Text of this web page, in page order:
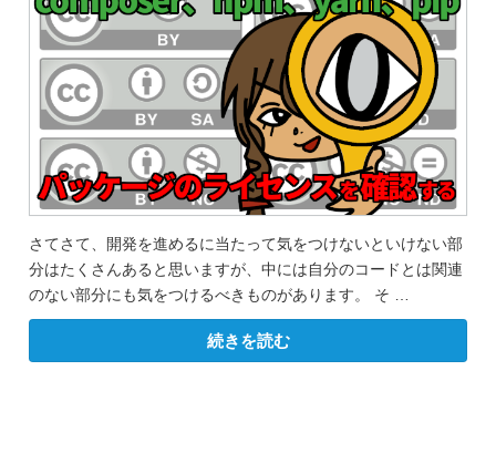
日:
さてさて、開発を進めるに当たって気をつけないといけない部
分はたくさんあると思いますが、中には自分のコードとは関連
のない部分にも気をつけるべきものがあります。 そ …
“composer、
npm、
続きを読む